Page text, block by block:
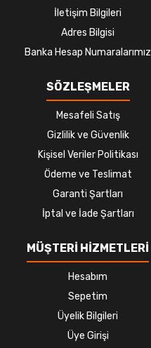
İletişim Bilgileri
Adres Bilgisi
Banka Hesap Numaralarımız
SÖZLEŞMELER
Mesafeli Satış
Gizlilik ve Güvenlik
Kişisel Veriler Politikası
Ödeme ve Teslimat
Garanti Şartları
İptal ve İade Şartları
MÜŞTERİ HİZMETLERİ
Hesabım
Sepetim
Üyelik Bilgileri
Üye Girişi